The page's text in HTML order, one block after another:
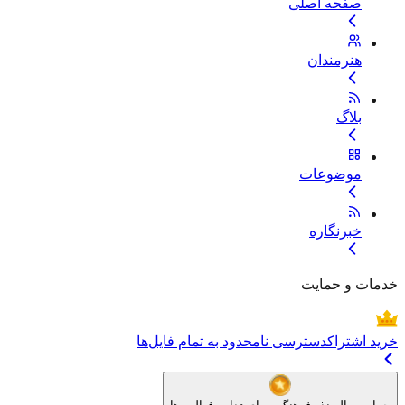
صفحه اصلی
هنرمندان
بلاگ
موضوعات
خبرنگاره
خدمات و حمایت
خرید اشتراکدسترسی نامحدود به تمام فایل‌ها